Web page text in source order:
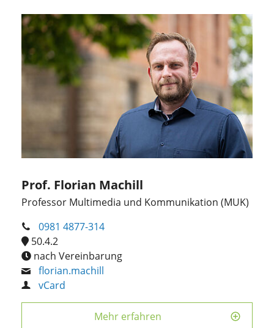
Prof. Florian Machill
Professor Multimedia und Kommunikation (MUK)
0981 4877-314
50.4.2
nach Vereinbarung
florian.machill
vCard
Mehr erfahren